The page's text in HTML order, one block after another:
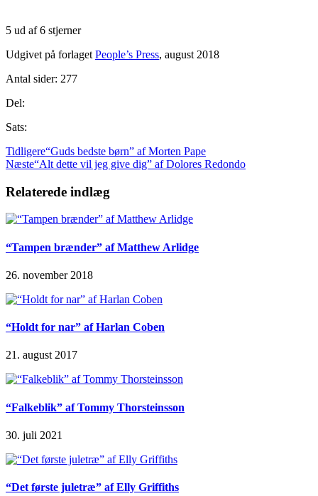
5 ud af 6 stjerner
Udgivet på forlaget People’s Press, august 2018
Antal sider: 277
Del:
Sats:
Tidligere“Guds bedste børn” af Morten Pape
Næste“Alt dette vil jeg give dig” af Dolores Redondo
Relaterede indlæg
“Tampen brænder” af Matthew Arlidge
26. november 2018
“Holdt for nar” af Harlan Coben
21. august 2017
“Falkeblik” af Tommy Thorsteinsson
30. juli 2021
“Det første juletræ” af Elly Griffiths